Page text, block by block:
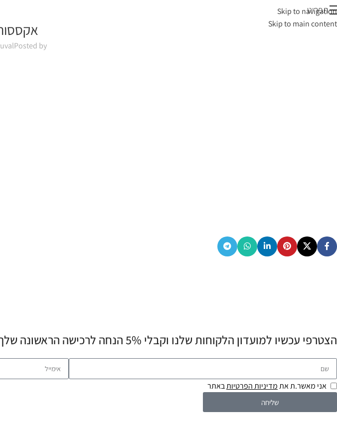
Skip to navigation
Skip to main content
תפריט
Posted by
הצטרפי עכשיו למועדון הלקוחות שלנו וקבלי 5% הנחה לרכישה הראשונה שלך! 💌
אני מאשר.ת אתמדיניות הפרטיותבאתר
שליחה